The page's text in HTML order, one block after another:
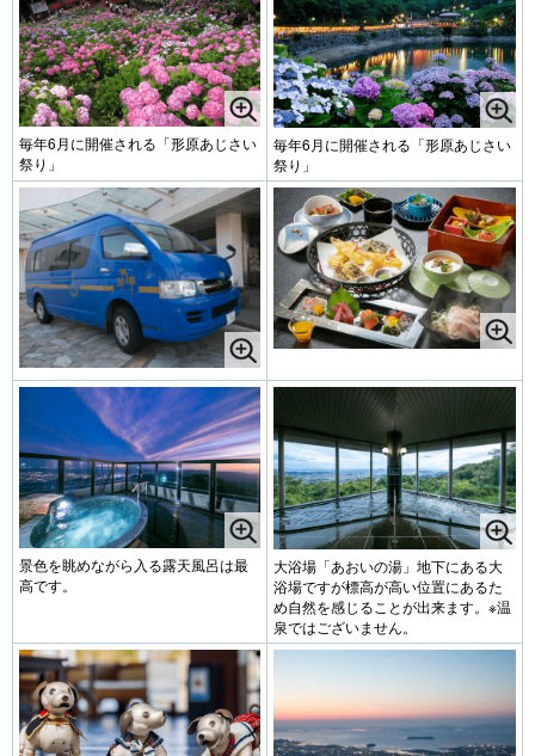
毎年6月に開催される「形原あじさい
祭り」
毎年6月に開催される「形原あじさい
祭り」
景色を眺めながら入る露天風呂は最
高です。
大浴場「あおいの湯」地下にある大
浴場ですが標高が高い位置にあるた
め自然を感じることが出来ます。※温
泉ではございません。